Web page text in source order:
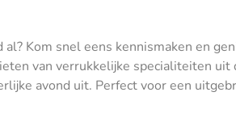
Kom snel eens kennismaken en
van verrukkelijke specialiteiten uit
avond uit. Perfect voor een